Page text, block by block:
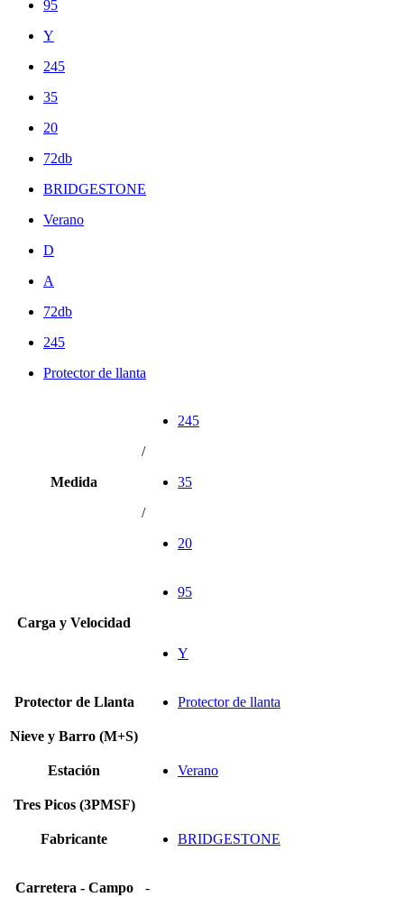
95
Y
245
35
20
72db
BRIDGESTONE
Verano
D
A
72db
245
Protector de llanta
Medida
245
/
35
/
20
Carga y Velocidad
95
Y
Protector de Llanta Protector de llanta
Nieve y Barro (M+S)
Estación Verano
Tres Picos (3PMSF)
Fabricante BRIDGESTONE
Carretera - Campo -